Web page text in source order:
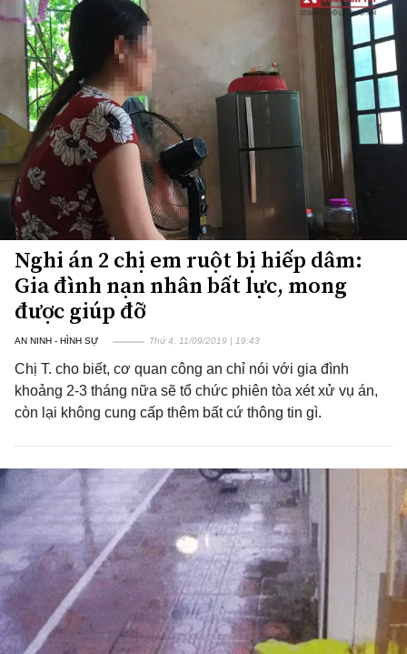
Nghi án 2 chị em ruột bị hiếp dâm:
Gia đình nạn nhân bất lực, mong
được giúp đỡ
AN NINH - HÌNH SỰ Thứ 4, 11/09/2019 | 19:43
Chị T. cho biết, cơ quan công an chỉ nói với gia đình
khoảng 2-3 tháng nữa sẽ tổ chức phiên tòa xét xử vụ án,
còn lại không cung cấp thêm bất cứ thông tin gì.